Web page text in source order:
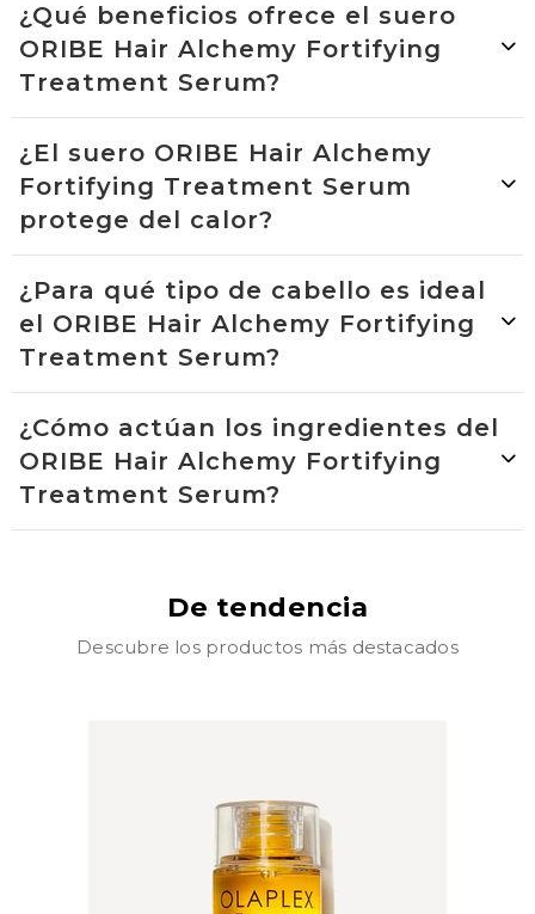
¿Qué beneficios ofrece el suero
ORIBE Hair Alchemy Fortifying
Treatment Serum?
¿El suero ORIBE Hair Alchemy
Fortifying Treatment Serum
protege del calor?
¿Para qué tipo de cabello es ideal
el ORIBE Hair Alchemy Fortifying
Treatment Serum?
¿Cómo actúan los ingredientes del
ORIBE Hair Alchemy Fortifying
Treatment Serum?
De tendencia
Descubre los productos más destacados